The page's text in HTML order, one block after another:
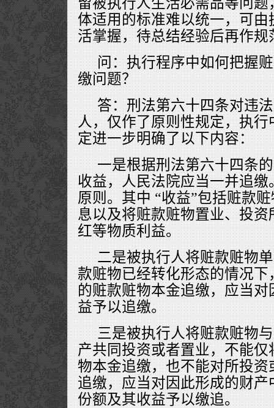
体适用的标准难以统一，可
活掌握，待总结经验后再作规
问：执行程序中如何把握
缴问题？
答：刑法第六十四条对违
人，仅作了原则性规定，执
定进一步明确了以下内容：
一是根据刑法第六十四条
收益，人民法院应当一并追
原则。其中 “收益”包括赃款
息以及将赃款赃物置业、投
红等物质利益。
二是被执行人将赃款赃物
款赃物已经转化形态的情况
的赃款赃物本金追缴，应当
益予以追缴。
三是被执行人将赃款赃物
产共同投资或者置业，不能
物本金追缴，也不能对所投
追缴，应当对因此形成的财
份额及其收益予以缴追。